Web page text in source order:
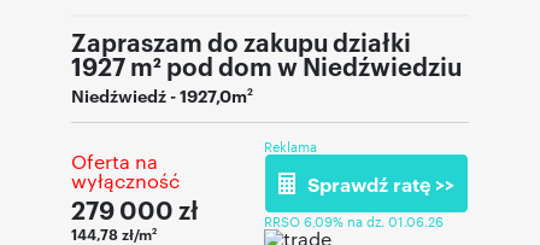
Zapraszam do zakupu działki
1927 m² pod dom w Niedźwiedziu
Niedźwiedź- 1927,0m2
Oferta na
wyłączność
279 000 zł
144,78 zł/m2
Reklama
Sprawdź ratę >>
RRSO 6,09% na dz. 01.06.26